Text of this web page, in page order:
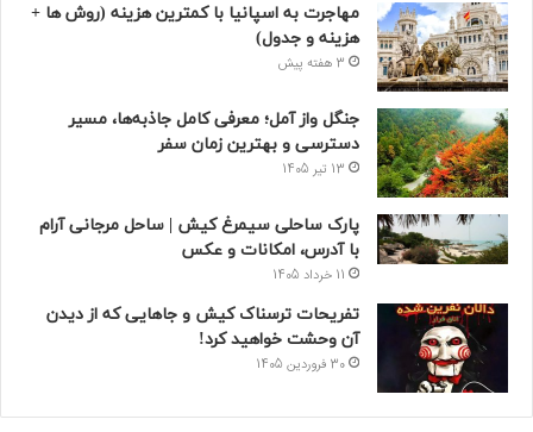
مهاجرت به اسپانیا با کمترین هزینه (روش ها +
هزینه و جدول)
3 هفته پیش
جنگل واز آمل؛ معرفی کامل جاذبه‌ها، مسیر
دسترسی و بهترین زمان سفر
13 تیر 1405
پارک ساحلی سیمرغ کیش | ساحل مرجانی آرام
با آدرس، امکانات و عکس
11 خرداد 1405
تفریحات ترسناک کیش و جاهایی که از دیدن
آن وحشت خواهید کرد!
30 فروردین 1405